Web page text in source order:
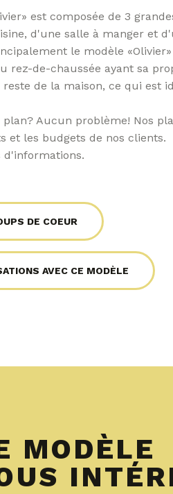
est composée de 3
d'une salle à manger et
le modèle
rez-de-chaussée ayant sa
de la maison, ce qui est
Aucun problème! Nos
et les budgets de nos clients.
d'informations.
DE COEUR
AVEC CE MODÈLE
MODÈLE